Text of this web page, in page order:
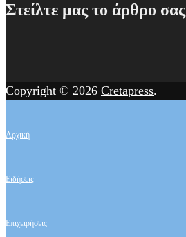
Στείλτε μας το άρθρο σας
Copyright © 2026 Cretapress.
Αρχική
Ειδήσεις
Επιχειρήσεις